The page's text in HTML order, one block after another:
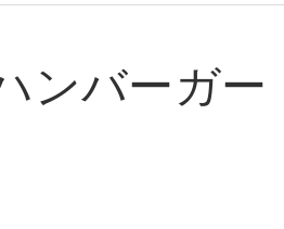
ンバーガー